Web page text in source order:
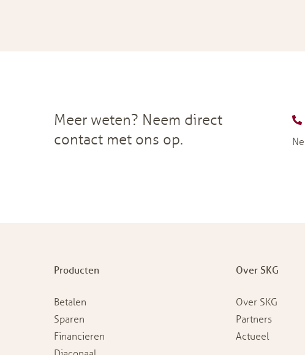
Meer weten? Neem direct
contact met ons op.
Producten
Betalen
Sparen
Financieren
Over SKG
Over SKG
Partners
Actueel